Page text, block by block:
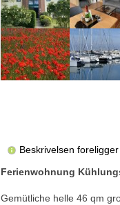
Beskrivelsen
Ferienwohnung
Gemütliche helle 46 qm